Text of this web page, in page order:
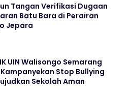
Tangan Verifikasi Dugaan
Batu Bara di Perairan
Jepara
UIN Walisongo Semarang
Stop Bullying
Sekolah Aman